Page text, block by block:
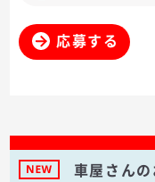
応募する
車屋さん